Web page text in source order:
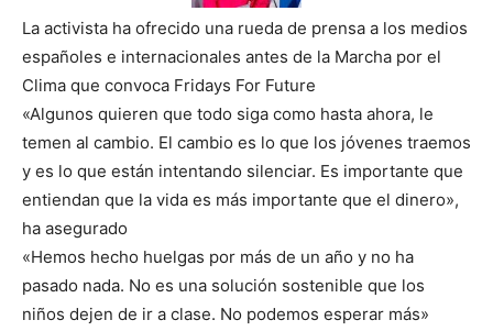
La activista ha ofrecido una rueda de prensa a los medios
españoles e internacionales antes de la Marcha por el
Clima que convoca Fridays For Future
«Algunos quieren que todo siga como hasta ahora, le
temen al cambio. El cambio es lo que los jóvenes traemos
y es lo que están intentando silenciar. Es importante que
entiendan que la vida es más importante que el dinero»,
ha asegurado
«Hemos hecho huelgas por más de un año y no ha
pasado nada. No es una solución sostenible que los
niños dejen de ir a clase. No podemos esperar más»